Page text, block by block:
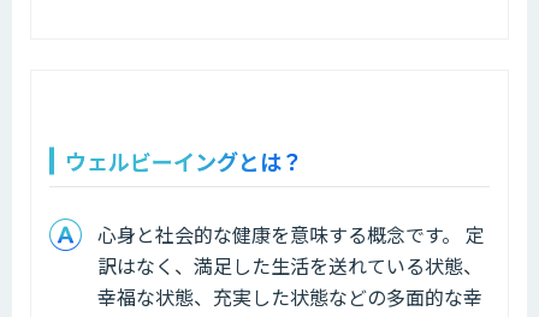
ウェルビーイングとは？
心身と社会的な健康を意味する概念です。 定
訳はなく、満足した生活を送れている状態、
幸福な状態、充実した状態などの多面的な幸